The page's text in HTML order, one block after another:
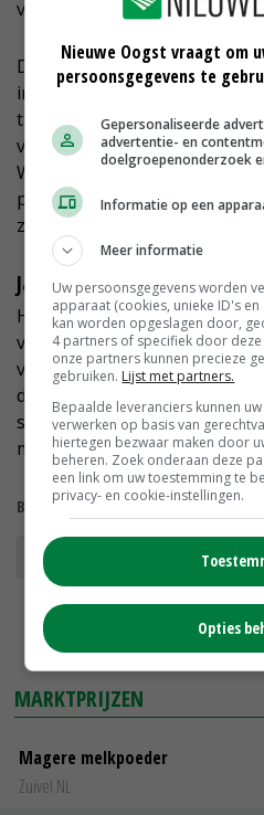
verkoopautomaat aan huis.'
De ondernemer denkt aan
in de regio kan bestellen en
thuisbezorgd krijgt. Maar zijn
versautomaten op
Westland staan, waar
producten in liggen en de
zien of het product nog
Japanse varianten
Het bedrijf doet
van raapstelen, mizuna
veredelingsbedrijf Takii heeft
die langer zijn en ingeveerd.
snel een knolletje, waardoor
moeten zijn.
Bekijk meer over:
raapstelen vergeten
MARKTPRIJZEN
Magere melkpoeder
Zuivel NL
Nieuwe Oogst vraagt om
persoonsgegevens te
Gepersonaliseerde
advertentie- en
doelgroepenonderzoek
Informatie op een
Meer informatie
Uw persoonsgegevens worden
apparaat (cookies, unieke ID's
kan worden opgeslagen door,
4 partners of specifiek door
onze partners kunnen precieze
gebruiken. Lijst met partners.
Bepaalde leveranciers kunnen
verwerken op basis van
hiertegen bezwaar maken door
beheren. Zoek onderaan deze
een link om uw toestemming te
privacy- en cookie-instellingen.
Opties